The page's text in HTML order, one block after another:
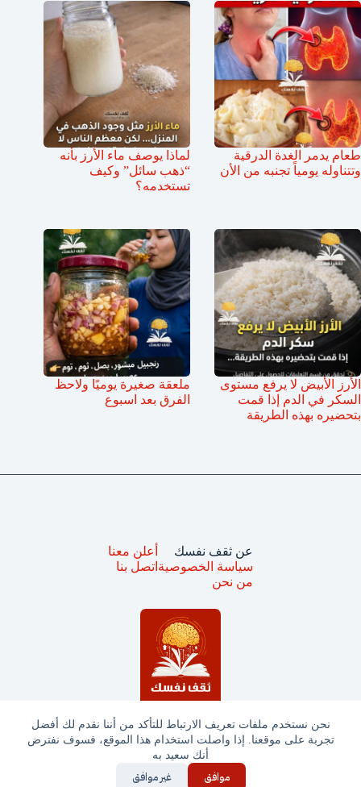
نحن نستخدم ملفات تعريف الارتباط للتأكد من أننا نقدم لك أفضل
تجربة على موقعنا. إذا واصلت استخدام هذا الموقع، فسوف نفترض
أنك سعيد به
موافق غير موافق
طعام يدمر الغدة الدرقية
وتتناوله يومياً تجنبه من الأن
لماذا يوصف ماء الأرز بأنه
“ذهب سائل” وكيف
تستخدمه؟
الأرز الأبيض لا يرفع مستوى
السكر في الدم إذا قمت
بتحضيره بهذه الطريقة
ملعقة صغيرة يوميًا ولاحظ
الفرق بعد اسبوع
جميع الحقوق محفوظة © ثقف نفسك 2025
عن ثقف نفسك
سياسة الخصوصية
من نحن
أعلن معنا
اتصل بنا